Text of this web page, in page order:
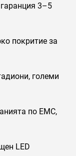
3–5
покритие за
големи
по EMC,
LED